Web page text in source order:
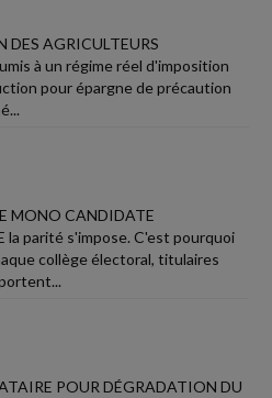
DES AGRICULTEURS
à un régime réel d'imposition
pour épargne de précaution
MONO CANDIDATE
la parité s'impose. C'est pourquoi
collège électoral, titulaires
POUR DÉGRADATION DU